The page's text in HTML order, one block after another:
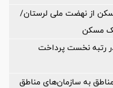
بانک مسکن از نهضت ملی لرستان/
مسکن
رتبه نخست پرداخت
به سازمان‌های مناطق